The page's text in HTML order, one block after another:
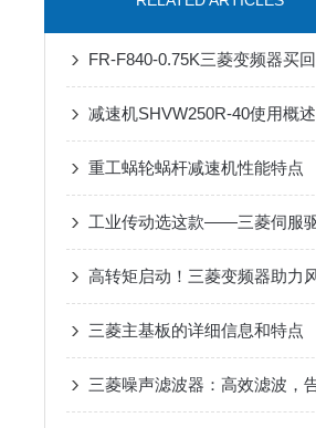
减速机SHVW250R-40使用概述
重工蜗轮蜗杆减速机性能特点
三菱主基板的详细信息和特点